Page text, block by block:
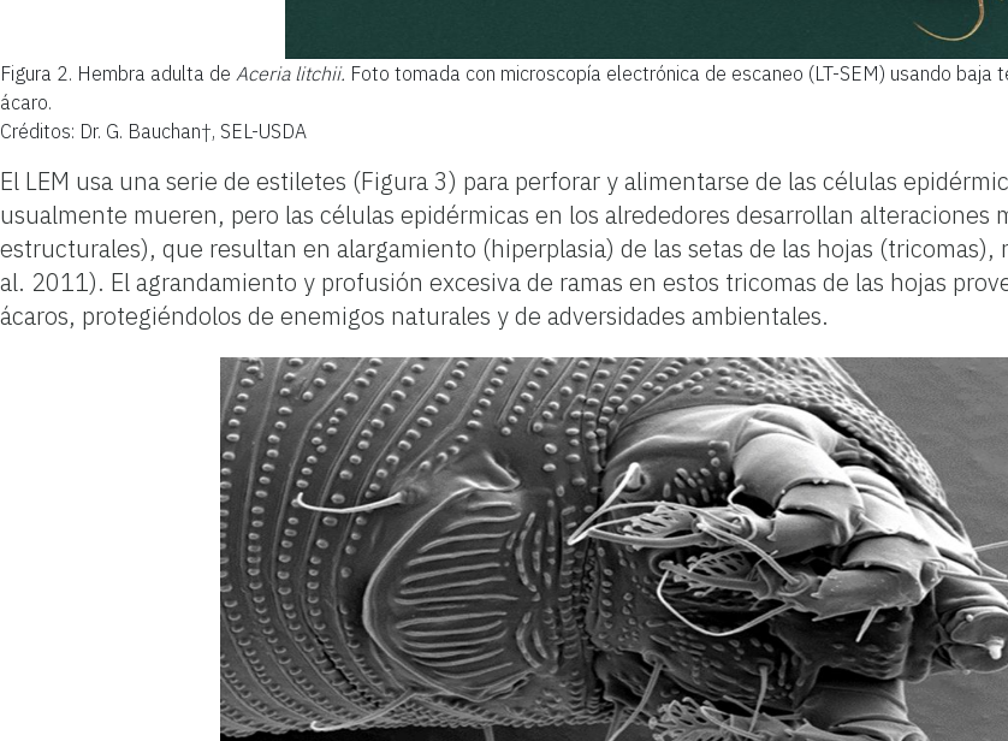
Figura 2. Hembra adulta de Aceria litchii. Foto tomada con microscopía electrónica de escaneo (LT-SEM) usando baja
ácaro.
Créditos: Dr. G. Bauchan†, SEL-USDA
El LEM usa una serie de estiletes (Figura 3) para perforar y alimentarse de las células
usualmente mueren, pero las células epidérmicas en los alrededores desarrollan alteraciones
estructurales), que resultan en alargamiento (hiperplasia) de las setas de las hojas (tricomas),
al. 2011). El agrandamiento y profusión excesiva de ramas en estos tricomas de las hojas
ácaros, protegiéndolos de enemigos naturales y de adversidades ambientales.